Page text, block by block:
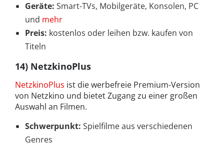
Geräte: Smart-TVs, Mobilgeräte, Konsolen, PC
und mehr
Preis: kostenlos oder leihen bzw. kaufen von
Titeln
14) NetzkinoPlus
NetzkinoPlus ist die werbefreie Premium-Version
von Netzkino und bietet Zugang zu einer großen
Auswahl an Filmen.
Schwerpunkt: Spielfilme aus verschiedenen
Genres